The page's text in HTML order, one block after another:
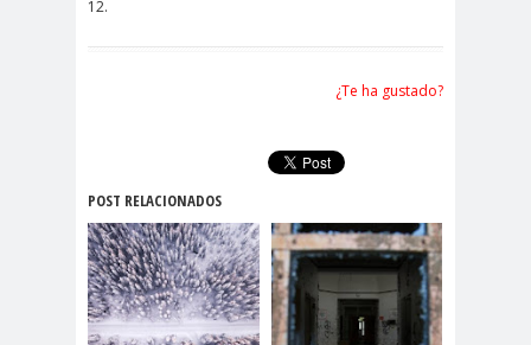
12.
¿Te ha gustado?
POST RELACIONADOS